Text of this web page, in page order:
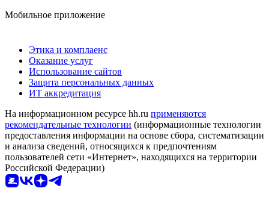
Мобильное приложение
Этика и комплаенс
Оказание услуг
Использование сайтов
Защита персональных данных
ИТ аккредитация
На информационном ресурсе hh.ru применяются
рекомендательные технологии (информационные технологии
предоставления информации на основе сбора, систематизации
и анализа сведений, относящихся к предпочтениям
пользователей сети «Интернет», находящихся на территории
Российской Федерации)